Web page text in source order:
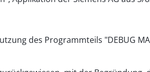
des Programmteils "DEBUG